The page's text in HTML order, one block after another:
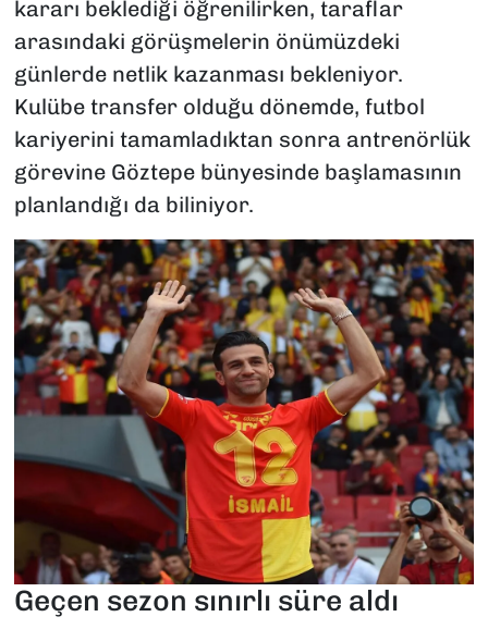
kararı beklediği öğrenilirken, taraflar
arasındaki görüşmelerin önümüzdeki
günlerde netlik kazanması bekleniyor.
Kulübe transfer olduğu dönemde, futbol
kariyerini tamamladıktan sonra antrenörlük
görevine Göztepe bünyesinde başlamasının
planlandığı da biliniyor.
Geçen sezon sınırlı süre aldı